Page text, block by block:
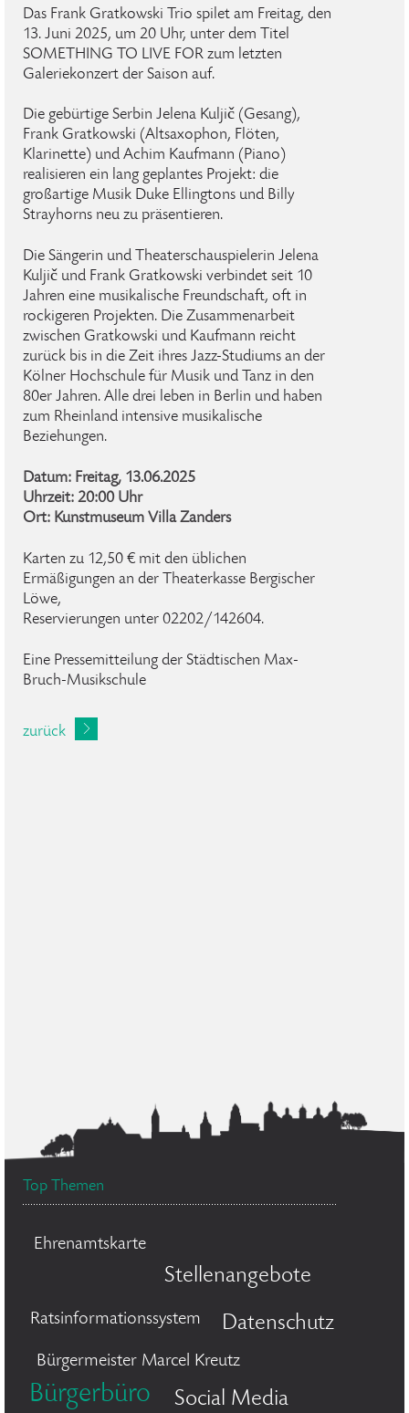
Das Frank Gratkowski Trio spilet am Freitag, den
13. Juni 2025, um 20 Uhr, unter dem Titel
SOMETHING TO LIVE FOR zum letzten
Galeriekonzert der Saison auf.
Die gebürtige Serbin Jelena Kuljič (Gesang),
Frank Gratkowski (Altsaxophon, Flöten,
Klarinette) und Achim Kaufmann (Piano)
realisieren ein lang geplantes Projekt: die
großartige Musik Duke Ellingtons und Billy
Strayhorns neu zu präsentieren.
Die Sängerin und Theaterschauspielerin Jelena
Kuljič und Frank Gratkowski verbindet seit 10
Jahren eine musikalische Freundschaft, oft in
rockigeren Projekten. Die Zusammenarbeit
zwischen Gratkowski und Kaufmann reicht
zurück bis in die Zeit ihres Jazz-Studiums an der
Kölner Hochschule für Musik und Tanz in den
80er Jahren. Alle drei leben in Berlin und haben
zum Rheinland intensive musikalische
Beziehungen.
Datum: Freitag, 13.06.2025
Uhrzeit: 20:00 Uhr
Ort: Kunstmuseum Villa Zanders
Karten zu 12,50 € mit den üblichen
Ermäßigungen an der Theaterkasse Bergischer
Löwe,
Reservierungen unter 02202/142604.
Eine Pressemitteilung der Städtischen Max-
Bruch-Musikschule
zurück
Top Themen
Ehrenamtskarte
Stellenangebote
Ratsinformationssystem Datenschutz
Bürgermeister Marcel Kreutz
Bürgerbüro Social Media